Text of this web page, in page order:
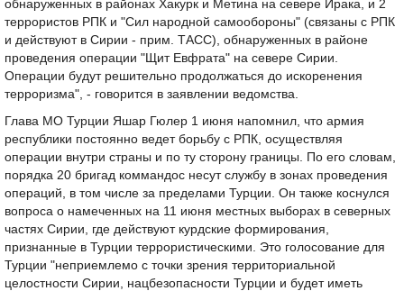
обнаруженных в районах Хакурк и Метина на севере Ирака, и 2
террористов РПК и "Сил народной самообороны" (связаны с РПК
и действуют в Сирии - прим. ТАСС), обнаруженных в районе
проведения операции "Щит Евфрата" на севере Сирии.
Операции будут решительно продолжаться до искоренения
терроризма", - говорится в заявлении ведомства.
Глава МО Турции Яшар Гюлер 1 июня напомнил, что армия
республики постоянно ведет борьбу с РПК, осуществляя
операции внутри страны и по ту сторону границы. По его словам,
порядка 20 бригад коммандос несут службу в зонах проведения
операций, в том числе за пределами Турции. Он также коснулся
вопроса о намеченных на 11 июня местных выборах в северных
частях Сирии, где действуют курдские формирования,
признанные в Турции террористическими. Это голосование для
Турции "неприемлемо с точки зрения территориальной
целостности Сирии, нацбезопасности Турции и будет иметь